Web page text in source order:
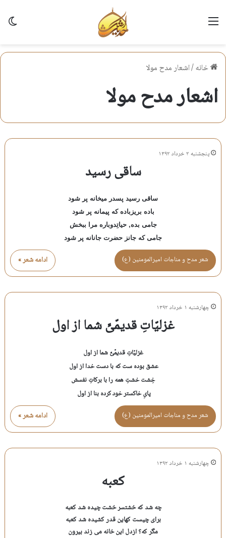
منو
خانه/اشعار مدح مولا
اشعار مدح مولا
پنجشنبه ۲ خرداد ۱۳۹۲
ساقی رسید
ساقی رسید پسدر میخانه پر شود
باده بریزباده که پیمانه پر شود
جامی بده, حیاتِدوباره مرا ببخش
جامی که جانز حضرت جانانه پر شود
ادامه شعر » شعر مدح و مناجات اميرالمومنين (ع)
چهارشنبه ۱ خرداد ۱۳۹۲
غزلیّاتِ قدیمّیِّ شما از اول
غزلیّاتِ قدیمّیِّ شما از اول
عشق بوده ست که با دست خدا از اول
خِشت خشتِ همه را با برکاتِ نفسش
پایِ خاکستر خود کرده بنا از اول
ادامه شعر » شعر مدح و مناجات اميرالمومنين (ع)
چهارشنبه ۱ خرداد ۱۳۹۲
کعبه
چه شد که خشتسر خشت چیده شد کعبه
برای چیست کهاین قدر کشیده شد کعبه
مگر که؟ ازدل این خانه می زند بیرون